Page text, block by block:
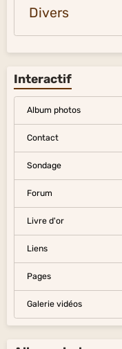
Divers
Interactif
Album photos
Contact
Sondage
Forum
Livre d'or
Liens
Pages
Galerie vidéos